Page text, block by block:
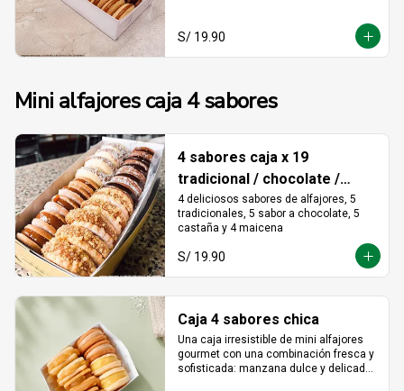
S/ 19.90
Mini alfajores caja 4 sabores
4 sabores caja x 19
tradicional / chocolate /
castaña / maicena
4 deliciosos sabores de alfajores, 5
tradicionales, 5 sabor a chocolate, 5
castaña y 4 maicena
S/ 19.90
Caja 4 sabores chica
Una caja irresistible de mini alfajores
gourmet con una combinación fresca y
sofisticada: manzana dulce y delicada,